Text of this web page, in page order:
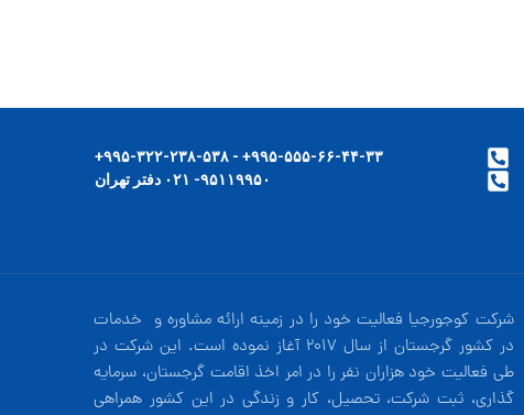
۹۹۵-۵۵۵-۶۶-۴۴-۳۳+ - ۹۹۵-۳۲۲-۲۳۸-۵۳۸+
۹۵۱۱۹۹۵۰- ۰۲۱ دفتر تهران
شرکت کوجورجیا فعالیت خود را در زمینه ارائه مشاوره و خدمات
در کشور گرجستان از سال 2017 آغاز نموده است. این شرکت در
طی فعالیت خود هزاران نفر را در امر اخذ اقامت گرجستان، سرمایه
گذاری، ثبت شرکت، تحصیل، کار و زندگی در این کشور همراهی